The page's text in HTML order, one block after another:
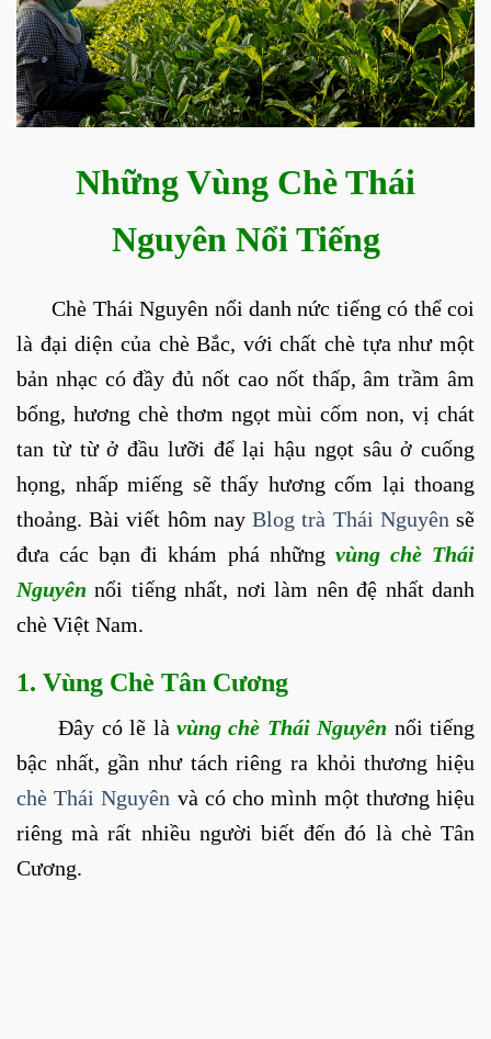
Những Vùng Chè Thái
Nguyên Nổi Tiếng
Chè Thái Nguyên nổi danh nức tiếng có thể coi
là đại diện của chè Bắc, với chất chè tựa như một
bản nhạc có đầy đủ nốt cao nốt thấp, âm trầm âm
bổng, hương chè thơm ngọt mùi cốm non, vị chát
tan từ từ ở đầu lưỡi để lại hậu ngọt sâu ở cuống
họng, nhấp miếng sẽ thấy hương cốm lại thoang
thoảng. Bài viết hôm nayBlog trà Thái Nguyên sẽ
đưa các bạn đi khám phá những vùng chè Thái
Nguyên nổi tiếng nhất, nơi làm nên đệ nhất danh
chè Việt Nam.
1. Vùng Chè Tân Cương
Đây có lẽ là vùng chè Thái Nguyên nổi tiếng
bậc nhất, gần như tách riêng ra khỏi thương hiệu
chè Thái Nguyên và có cho mình một thương hiệu
riêng mà rất nhiều người biết đến đó là chè Tân
Cương.